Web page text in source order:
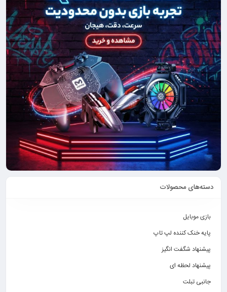
دسته‌های محصولات
بازی موبایل
پایه خنک کننده لپ تاپ
پیشنهاد شگفت انگیز
پیشنهاد لحظه ای
جانبی تبلت